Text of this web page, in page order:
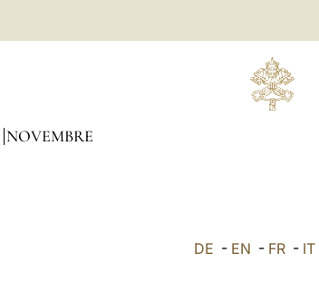
NOVEMBRE
DE - EN - FR- IT